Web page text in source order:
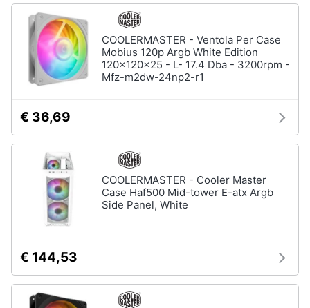
Assistenza
clienti
Esci
COOLERMASTER - Ventola Per Case
Mobius 120p Argb White Edition
120x120x25 - L- 17.4 Dba - 3200rpm -
Mfz-m2dw-24np2-r1
€ 36,69
COOLERMASTER - Cooler Master
Case Haf500 Mid-tower E-atx Argb
Side Panel, White
€ 144,53